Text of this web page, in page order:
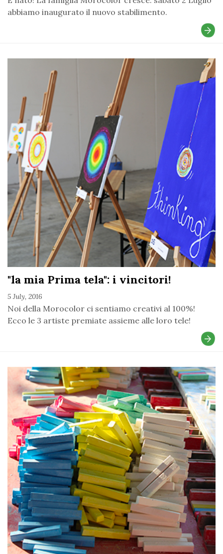
abbiamo inaugurato il nuovo stabilimento.
"la mia Prima tela": i vincitori!
5 July, 2016
Noi della Morocolor ci sentiamo creativi al 100%!
Ecco le 3 artiste premiate assieme alle loro tele!